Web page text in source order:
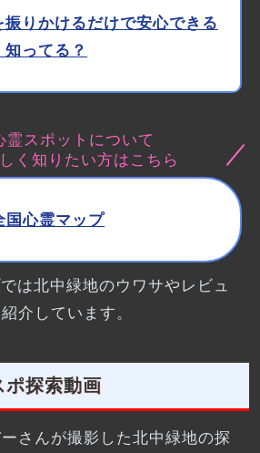
振りかけるだけで安心できる
ってる？
霊スポットについて
く知りたい方はこちら
国心霊マップ
は北中緑地のウワサやレビュ
介しています。
ポ探索動画
さんが撮影した北中緑地の探